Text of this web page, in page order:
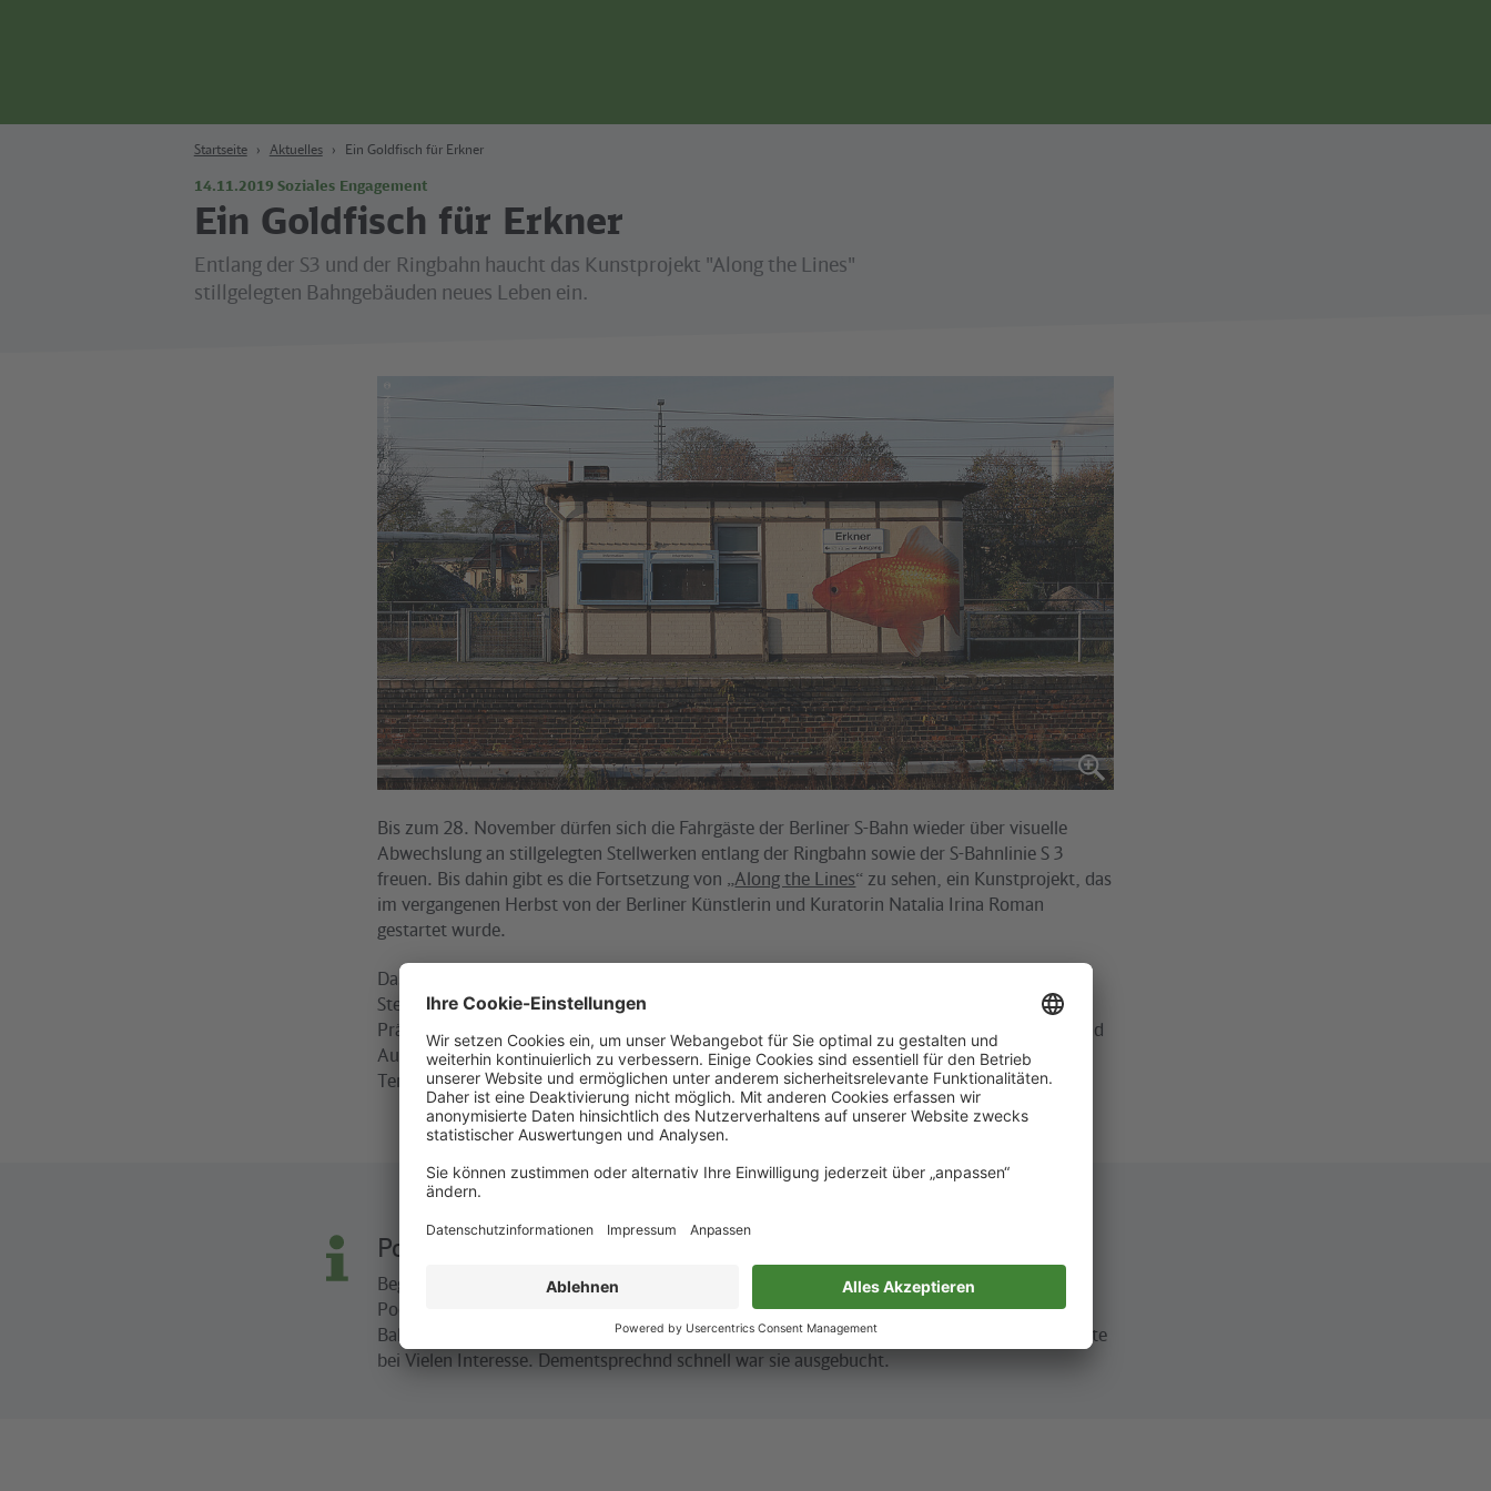
Startseite Aktuelles Ein Goldfisch für Erkner
14.11.2019 Soziales Engagement
Ein Goldfisch für Erkner
Entlang der S3 und der Ringbahn haucht das Kunstprojekt "Along the Lines"
stillgelegten Bahngebäuden neues Leben ein.
Natalia Irina Roman
Bis zum 28. November dürfen sich die Fahrgäste der Berliner S-Bahn wieder über visuelle
Abwechslung an stillgelegten Stellwerken entlang der Ringbahn sowie der S-Bahnlinie S 3
freuen. Bis dahin gibt es die Fortsetzung von „Along the Lines“ zu sehen, ein Kunstprojekt, das
im vergangenen Herbst von der Berliner Künstlerin und Kuratorin Natalia Irina Roman
gestartet wurde.
Das Projekt setzt sich mit der Frage nach dem Potenzial nicht genutzter Gebäude und
Stellwerke der Deutschen Bahn auseinander und will diese als Orte für künstlerische
Präsentationen im öffentlichen Raum nutzen und sichtbar machen. Teil des Programmes sind
Ausstellungen in zwei stillgelegten Stellwerken der Deutschen Bahn an den S-Bahnhöfen
Tempelhof und Erkner.
Podiumsdiskussion bereits ausgebucht
Begleitend zu den Ausstellungen und Installationen fand am 21. November eine
Podiumsdiskussion mit dem Thema „Kuratieren von stillgelegten Objekten der Deutschen
Bahn“ in der
in der Berliner Holzmarktstraße 6-9 statt. Die Veranstaltung weckte
bei Vielen Interesse. Dementsprechnd schnell war sie ausgebucht.